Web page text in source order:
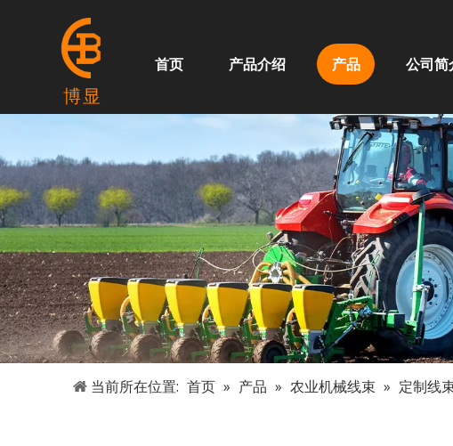
博显
首页 产品介绍 产品 公司简
当前所在位置: 首页 » 产品 » 农业机械线束 » 定制线